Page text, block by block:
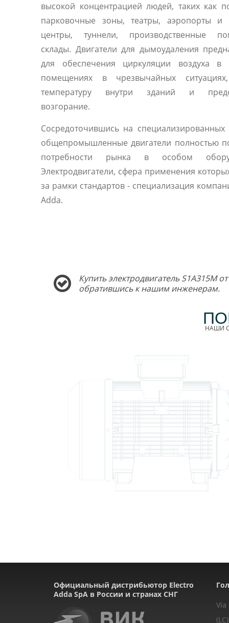
высокой концентрацией людей, таких как
парковочные зоны, театры, аэропорты и
центры, туннели, производственные
склады. Двигатели для дымоудаления
для обеспечения циркуляции воздуха в
помещениях в чрезвычайных
температуру внутри зданий и
возгорание.
Сосредоточившись на специализированных
общепромышленные двигатели полностью
потребности рынка в особом
Электродвигатели, сфера применения
за рамки стандартов - специализация
Adda.
Купить электродвигатель
обратившись к нашим инженерам.
НАШИ
Официальный дистрибьютор Electro
Adda SpA в России и странах СНГ
Via